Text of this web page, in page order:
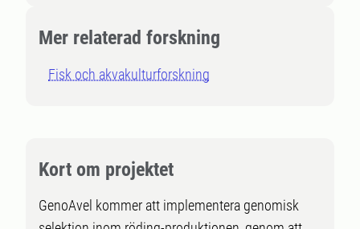
Mer relaterad forskning
Fisk och akvakulturforskning
Kort om projektet
GenoAvel kommer att implementera genomisk